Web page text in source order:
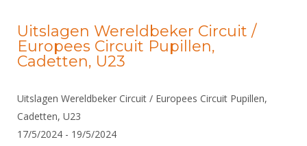
Geschiedenis van het schermen
Uitslagen Wereldbeker Circuit /
Europees Circuit Pupillen,
Cadetten, U23
Uitslagen Wereldbeker Circuit / Europees Circuit Pupillen,
Cadetten, U23
17/5/2024 - 19/5/2024